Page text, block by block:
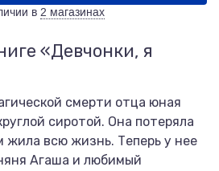
в 2 магазинах
«Девчонки, я
смерти отца юная
сиротой. Она потеряла
жила всю жизнь. Теперь у нее
Агаша и любимый